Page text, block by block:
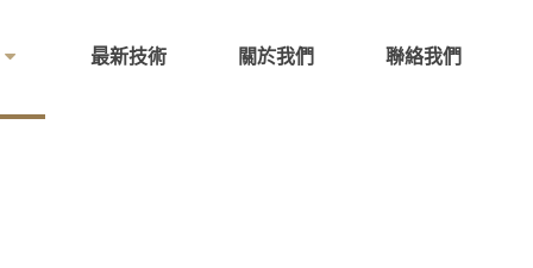
最新技術 關於我們 聯絡我們